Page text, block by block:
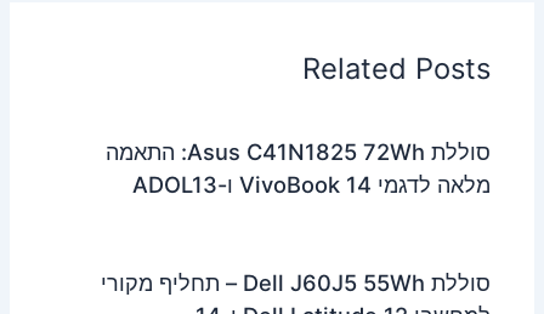
Related Posts
סוללת Asus C41N1825 72Wh: התאמה
מלאה לדגמי VivoBook 14 ו-ADOL13
סוללת Dell J60J5 55Wh – תחליף מקורי